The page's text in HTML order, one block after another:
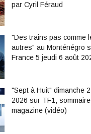
par Cyril Féraud
"Des trains pas comme
autres" au Monténégro
France 5 jeudi 6 août
"Sept à Huit" dimanche
2026 sur TF1,
magazine (vidéo)